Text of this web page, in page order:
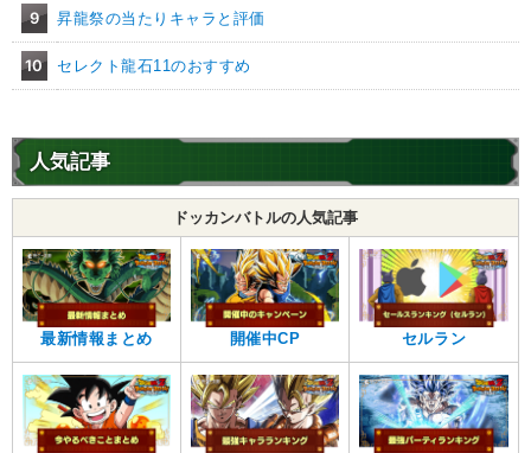
9 昇龍祭の当たりキャラと評価
10 セレクト龍石11のおすすめ
人気記事
ドッカンバトルの人気記事
最新情報まとめ 開催中CP セルラン